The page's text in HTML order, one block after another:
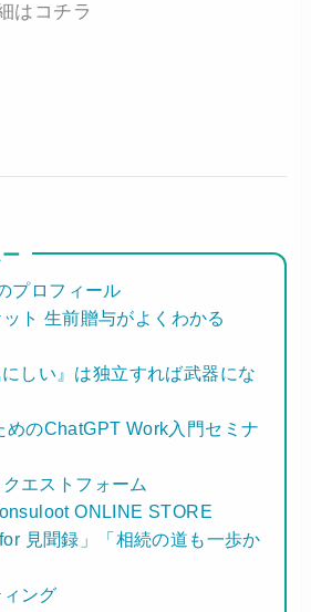
はコチラ
プロフィール
ト 生前贈与がよくわかる
しい』は独立すれば武器にな
めのChatGPT Work入門セミナ
エストフォーム
ONLINE STORE
見聞録」「相続の道も一歩か
ング